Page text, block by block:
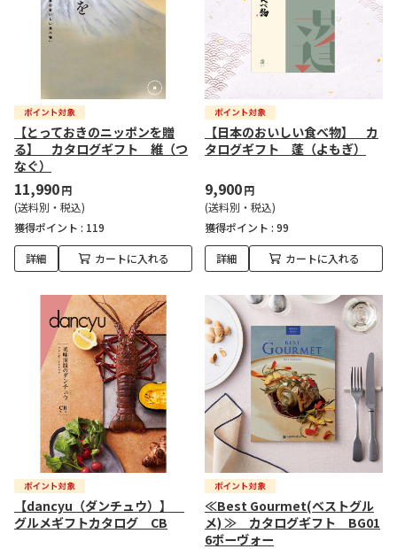
【とっておきのニッポンを贈
る】 カタログギフト 維（つ
なぐ）
11,990円
(送料別・税込)
獲得ポイント : 119
詳細 カートに入れる
【日本のおいしい食べ物】 カ
タログギフト 蓬（よもぎ）
9,900円
(送料別・税込)
獲得ポイント : 99
詳細 カートに入れる
【dancyu（ダンチュウ）】
グルメギフトカタログ CB
≪Best Gourmet(ベストグル
メ) ≫ カタログギフト BG01
6ボーヴォー